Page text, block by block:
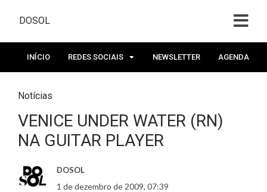
DOSOL
INÍCIO REDES SOCIAIS NEWSLETTER AGENDA
Notícias
VENICE UNDER WATER (RN)
NA GUITAR PLAYER
DOSOL
1 de dezembro de 2009, 07:39